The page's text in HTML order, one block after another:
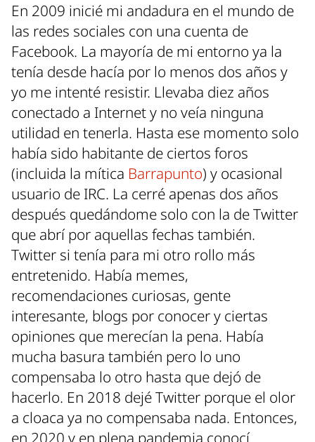
En 2009 inicié mi andadura en el mundo de
las redes sociales con una cuenta de
Facebook. La mayoría de mi entorno ya la
tenía desde hacía por lo menos dos años y
yo me intenté resistir. Llevaba diez años
conectado a Internet y no veía ninguna
utilidad en tenerla. Hasta ese momento solo
había sido habitante de ciertos foros
(incluida la mítica Barrapunto) y ocasional
usuario de IRC. La cerré apenas dos años
después quedándome solo con la de Twitter
que abrí por aquellas fechas también.
Twitter si tenía para mi otro rollo más
entretenido. Había memes,
recomendaciones curiosas, gente
interesante, blogs por conocer y ciertas
opiniones que merecían la pena. Había
mucha basura también pero lo uno
compensaba lo otro hasta que dejó de
hacerlo. En 2018 dejé Twitter porque el olor
a cloaca ya no compensaba nada. Entonces,
en 2020 y en plena pandemia conocí